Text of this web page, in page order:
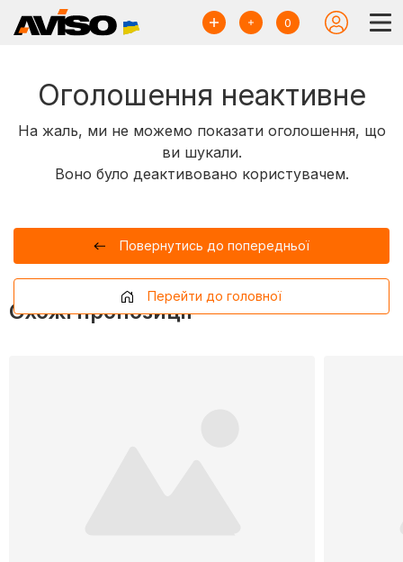
0
Оголошення неактивне
На жаль, ми не можемо показати оголошення, що
ви шукали.
Воно було деактивовано користувачем.
Повернутись до попередньої
Перейти до головної
Схожі пропозиції